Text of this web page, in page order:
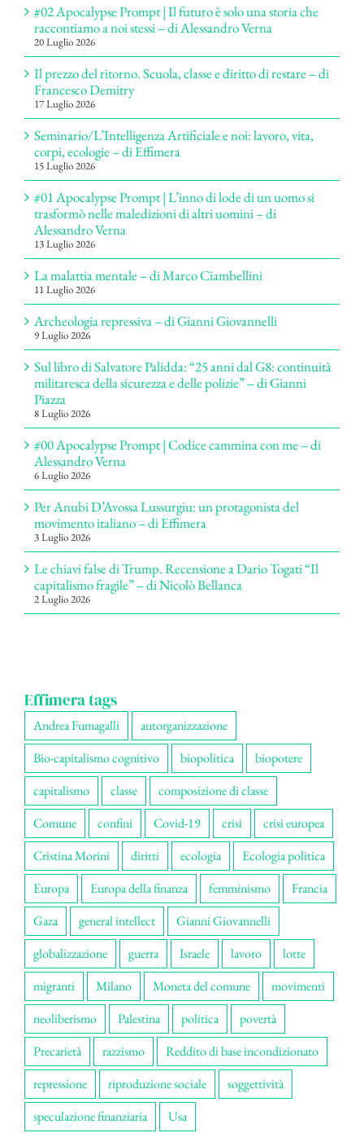
#02 Apocalypse Prompt | Il futuro è solo una storia che
raccontiamo a noi stessi – di Alessandro Verna
20 Luglio 2026
Il prezzo del ritorno. Scuola, classe e diritto di restare – di
Francesco Demitry
17 Luglio 2026
Seminario/L’Intelligenza Artificiale e noi: lavoro, vita,
corpi, ecologie – di Effimera
15 Luglio 2026
#01 Apocalypse Prompt | L’inno di lode di un uomo si
trasformò nelle maledizioni di altri uomini – di
Alessandro Verna
13 Luglio 2026
La malattia mentale – di Marco Ciambellini
11 Luglio 2026
Archeologia repressiva – di Gianni Giovannelli
9 Luglio 2026
Sul libro di Salvatore Palidda: “25 anni dal G8: continuità
militaresca della sicurezza e delle polizie” – di Gianni
Piazza
8 Luglio 2026
#00 Apocalypse Prompt | Codice cammina con me – di
Alessandro Verna
6 Luglio 2026
Per Anubi D’Avossa Lussurgiu: un protagonista del
movimento italiano – di Effimera
3 Luglio 2026
Le chiavi false di Trump. Recensione a Dario Togati “Il
capitalismo fragile” – di Nicolò Bellanca
2 Luglio 2026
Effimera tags
Andrea Fumagalli
autorganizzazione
Bio-capitalismo cognitivo
biopolitica
biopotere
capitalismo
classe
composizione di classe
Comune
confini Covid-19 crisi
crisi europea
Cristina Morini
diritti ecologia
Ecologia politica
Europa
Europa della finanza femminismo
Francia
Gaza
general intellect
Gianni Giovannelli
globalizzazione
guerra Israele lavoro
lotte
migranti
Milano Moneta del comune
movimenti
neoliberismo
Palestina politica
povertà
Precarietà
razzismo
Reddito di base incondizionato
repressione
riproduzione sociale
soggettività
speculazione finanziaria
Usa